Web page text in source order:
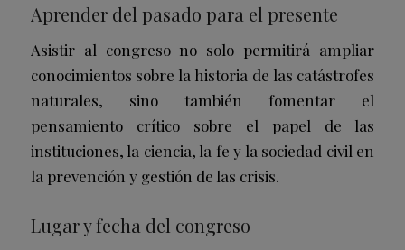
Aprender del pasado para el presente
Asistir al congreso no solo permitirá ampliar
conocimientos sobre la historia de las catástrofes
naturales, sino también fomentar el
pensamiento crítico sobre el papel de las
instituciones, la ciencia, la fe y la sociedad civil en
la prevención y gestión de las crisis.
Lugar y fecha del congreso